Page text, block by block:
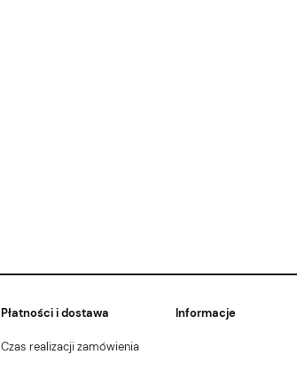
Płatności i dostawa
Czas realizacji zamówienia
Informacje